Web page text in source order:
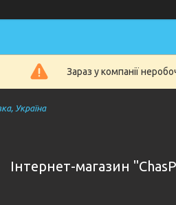
Зараз у компанії
Україна
Інтернет-магазин